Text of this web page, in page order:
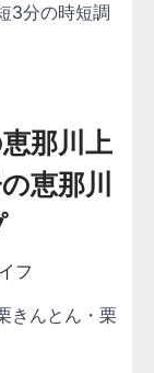
3分の時短調
那川上
恵那川
フ
きんとん・栗